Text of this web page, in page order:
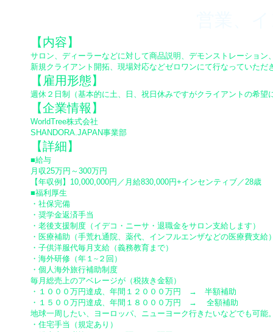
【内容】
サロン、ディーラーなどに対して商品説明、デモンストレーショ
新規クライアント開拓、現場対応などゼロワンにて行なっていただ
【雇用形態】
週休２日制（基本的に土、日、祝日休みですがクライアントの希望
【企業情報】
WorldTree株式会社​
SHANDORA.JAPAN事業部
【詳細】
■給与
月収25万円～300万円
【年収例】10,000,000円／月給830,000円+インセンティブ／28歳
■福利厚生
・社保完備
・奨学金返済手当
・老後支援制度（イデコ・ニーサ・退職金をサロン支給します）
・医療補助（手荒れ通院、薬代、インフルエンザなどの医療費支給
・子供洋服代毎月支給（義務教育まで）
・海外研修（年１~２回）
・個人海外旅行補助制度
毎月総売上のアベレージが（税抜き金額）
・１０００万円達成、年間１２０００万円 → 半額補助
・１５００万円達成、年間１８０００万円 → 全額補助
地球一周したい、ヨーロッパ、ニューヨーク行きたいなどでも可能
・住宅手当（規定あり）